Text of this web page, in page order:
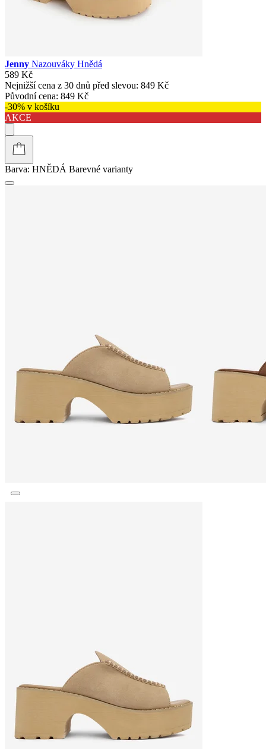
Jenny Nazouváky Hnědá
589 Kč
Nejnižší cena z 30 dnů před slevou: 849 Kč
Původní cena: 849 Kč
-30% v košíku
AKCE
Barva: HNĚDÁ Barevné varianty